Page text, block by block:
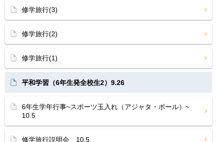
修学旅行(3)
修学旅行(2)
修学旅行(1)
平和学習（6年生発全校生2）9.26
6年生学年行事~スポーツ玉入れ（アジャタ・ボール）~
10.5
修学旅行説明会 10.5